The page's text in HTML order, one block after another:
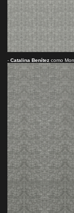
- Catalina Benítez como